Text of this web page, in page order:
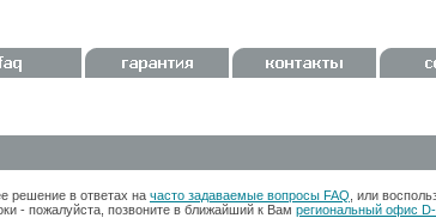
решение в ответах на часто задаваемые вопросы FAQ , или
- пожалуйста, позвоните в ближайший к Вам региональный офис D-